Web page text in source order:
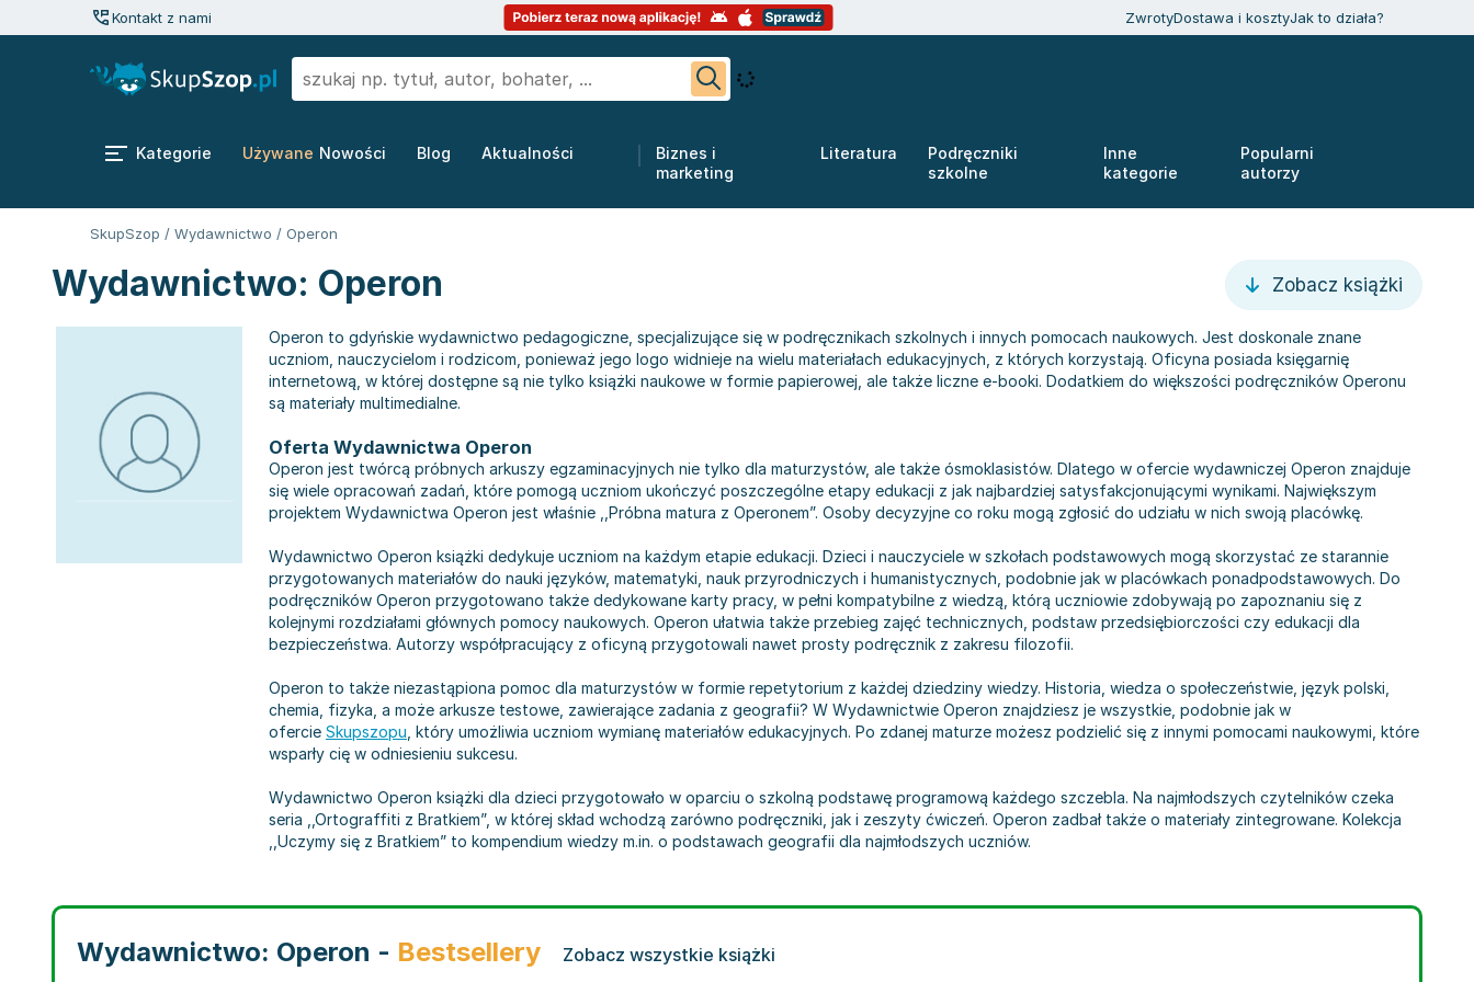
Kontakt z nami ZwrotyDostawa i kosztyJak to działa?
Kategorie Używane Nowości Blog Aktualności
Biznes i
marketing
Literatura
Podręczniki
szkolne
Inne
kategorie
Popularni
autorzy
SkupSzop / Wydawnictwo / Operon
Wydawnictwo: Operon Zobacz książki
Operon to gdyńskie wydawnictwo pedagogiczne, specjalizujące się w podręcznikach szkolnych i innych pomocach naukowych. Jest doskonale znane
uczniom, nauczycielom i rodzicom, ponieważ jego logo widnieje na wielu materiałach edukacyjnych, z których korzystają. Oficyna posiada księgarnię
internetową, w której dostępne są nie tylko książki naukowe w formie papierowej, ale także liczne e-booki. Dodatkiem do większości podręczników Operonu
są materiały multimedialne.
Oferta Wydawnictwa Operon
Operon jest twórcą próbnych arkuszy egzaminacyjnych nie tylko dla maturzystów, ale także ósmoklasistów. Dlatego w ofercie wydawniczej Operon znajduje
się wiele opracowań zadań, które pomogą uczniom ukończyć poszczególne etapy edukacji z jak najbardziej satysfakcjonującymi wynikami. Największym
projektem Wydawnictwa Operon jest właśnie ,,Próbna matura z Operonem”. Osoby decyzyjne co roku mogą zgłosić do udziału w nich swoją placówkę.
Wydawnictwo Operon książki dedykuje uczniom na każdym etapie edukacji. Dzieci i nauczyciele w szkołach podstawowych mogą skorzystać ze starannie
przygotowanych materiałów do nauki języków, matematyki, nauk przyrodniczych i humanistycznych, podobnie jak w placówkach ponadpodstawowych. Do
podręczników Operon przygotowano także dedykowane karty pracy, w pełni kompatybilne z wiedzą, którą uczniowie zdobywają po zapoznaniu się z
kolejnymi rozdziałami głównych pomocy naukowych. Operon ułatwia także przebieg zajęć technicznych, podstaw przedsiębiorczości czy edukacji dla
bezpieczeństwa. Autorzy współpracujący z oficyną przygotowali nawet prosty podręcznik z zakresu filozofii.
Operon to także niezastąpiona pomoc dla maturzystów w formie repetytorium z każdej dziedziny wiedzy. Historia, wiedza o społeczeństwie, język polski,
chemia, fizyka, a może arkusze testowe, zawierające zadania z geografii? W Wydawnictwie Operon znajdziesz je wszystkie, podobnie jak w
ofercie Skupszopu , który umożliwia uczniom wymianę materiałów edukacyjnych. Po zdanej maturze możesz podzielić się z innymi pomocami naukowymi, które
wsparły cię w odniesieniu sukcesu.
Wydawnictwo Operon książki dla dzieci przygotowało w oparciu o szkolną podstawę programową każdego szczebla. Na najmłodszych czytelników czeka
seria ,,Ortograffiti z Bratkiem”, w której skład wchodzą zarówno podręczniki, jak i zeszyty ćwiczeń. Operon zadbał także o materiały zintegrowane. Kolekcja
,,Uczymy się z Bratkiem” to kompendium wiedzy m.in. o podstawach geografii dla najmłodszych uczniów.
Wydawnictwo: Operon - Bestsellery Zobacz wszystkie książki